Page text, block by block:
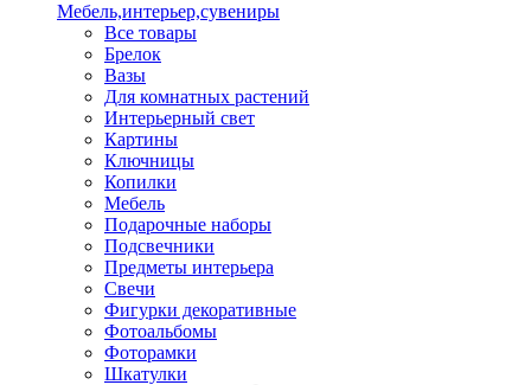
Мебель,интерьер,сувениры
Все товары
Брелок
Вазы
Для комнатных растений
Интерьерный свет
Картины
Ключницы
Копилки
Мебель
Подарочные наборы
Подсвечники
Предметы интерьера
Свечи
Фигурки декоративные
Фотоальбомы
Фоторамки
Шкатулки